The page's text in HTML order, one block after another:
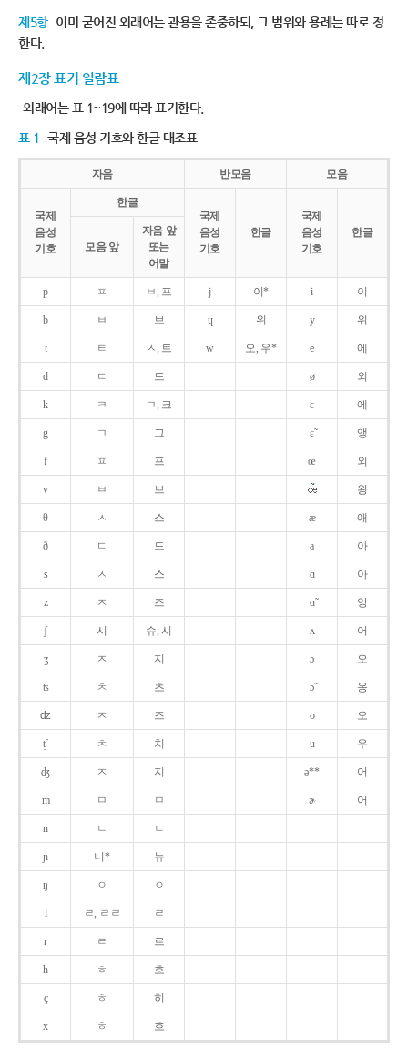
제5항 이미 굳어진 외래어는 관용을 존중하되, 그 범위와 용례는 따로 정
한다.
제2장 표기 일람표
외래어는 표 1~19에 따라 표기한다.
표 1 국제 음성 기호와 한글 대조표
자음 반모음 모음
국제
음성
기호
한글
국제
음성
기호
한글
국제
음성
기호
한글
모음 앞
자음 앞
또는
어말
p ㅍ ㅂ, 프 j 이* i 이
b ㅂ 브 ɥ 위 y 위
t ㅌ ㅅ, 트 w 오, 우* e 에
d ㄷ 드 ø 외
k ㅋ ㄱ, 크 ɛ 에
g ㄱ 그 ɛ̃ 앵
f ㅍ 프 œ 외
v ㅂ 브 욍
θ ㅅ 스 æ 애
ð ㄷ 드 a 아
s ㅅ 스 ɑ 아
z ㅈ 즈 ɑ̃ 앙
ʃ 시 슈, 시 ʌ 어
ʒ ㅈ 지 ɔ 오
ʦ ㅊ 츠 ɔ̃ 옹
ʣ ㅈ 즈 o 오
ʧ ㅊ 치 u 우
ʤ ㅈ 지 ə** 어
m ㅁ ㅁ ɚ 어
n ㄴ ㄴ
ɲ 니* 뉴
ŋ ㅇ ㅇ
l ㄹ, ㄹㄹ ㄹ
r ㄹ 르
h ㅎ 흐
ç ㅎ 히
x ㅎ 흐